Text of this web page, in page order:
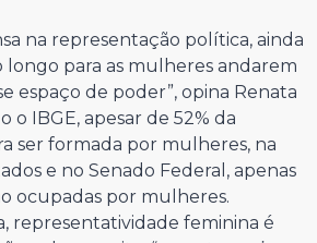
na representação política, ainda
longo para as mulheres andarem
espaço de poder”, opina Renata
o IBGE, apesar de 52% da
ser formada por mulheres, na
e no Senado Federal, apenas
ocupadas por mulheres.
representatividade feminina é